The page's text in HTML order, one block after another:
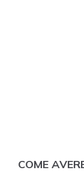
COME